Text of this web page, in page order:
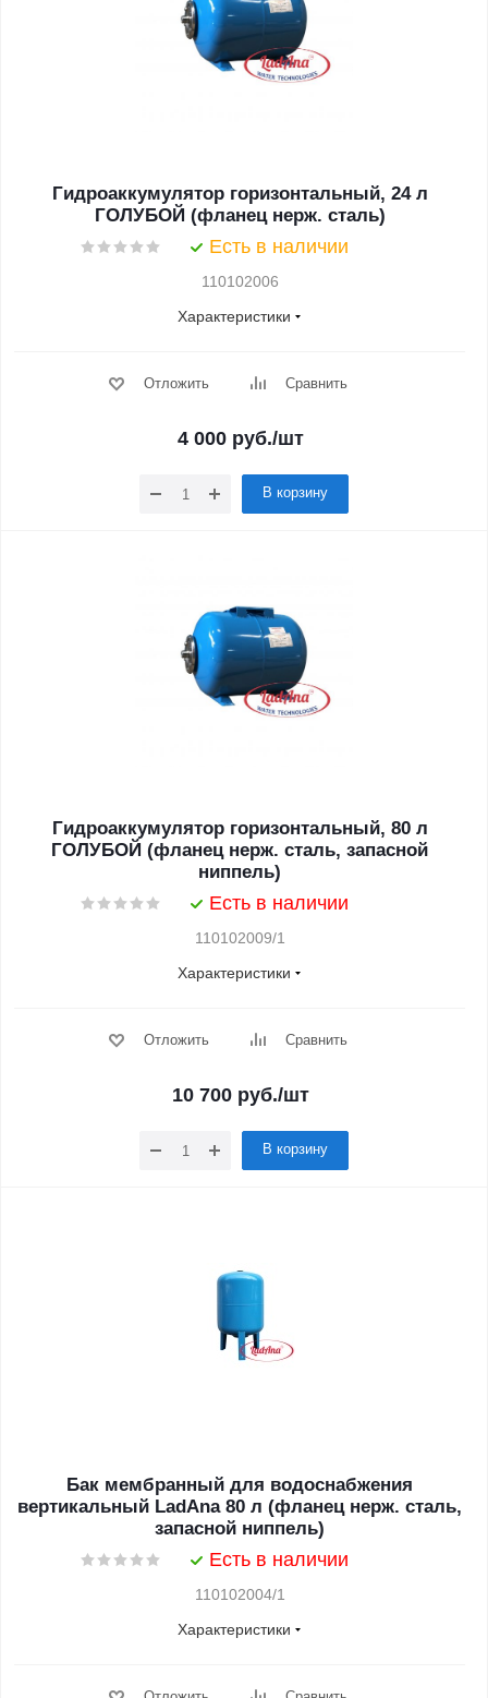
Гидроаккумулятор горизонтальный, 24 л
ГОЛУБОЙ (фланец нерж. сталь)
Есть в наличии
110102006
Характеристики
Отложить Сравнить
4 000руб./шт
В корзину
Гидроаккумулятор горизонтальный, 80 л
ГОЛУБОЙ (фланец нерж. сталь, запасной
ниппель)
Есть в наличии
110102009/1
Характеристики
Отложить Сравнить
10 700руб./шт
В корзину
Бак мембранный для водоснабжения
вертикальный LadAna 80 л (фланец нерж. сталь,
запасной ниппель)
Есть в наличии
110102004/1
Характеристики